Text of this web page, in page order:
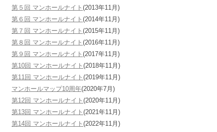
第５回 マンホールナイト (2013年11月)
第６回 マンホールナイト (2014年11月)
第７回 マンホールナイト (2015年11月)
第８回 マンホールナイト (2016年11月)
第９回 マンホールナイト (2017年11月)
第10回 マンホールナイト (2018年11月)
第11回 マンホールナイト (2019年11月)
マンホールマップ10周年(2020年7月)
第12回 マンホールナイト (2020年11月)
第13回 マンホールナイト (2021年11月)
第14回 マンホールナイト (2022年11月)